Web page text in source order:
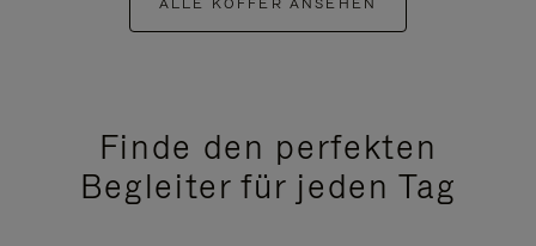
Finde den perfekten
Begleiter für jeden Tag